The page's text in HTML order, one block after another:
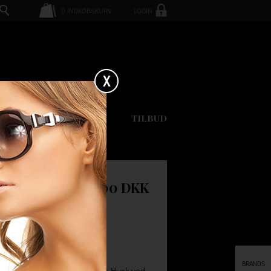
GAVEKORT TILBUD
90.00 DKK
BRANDS
X